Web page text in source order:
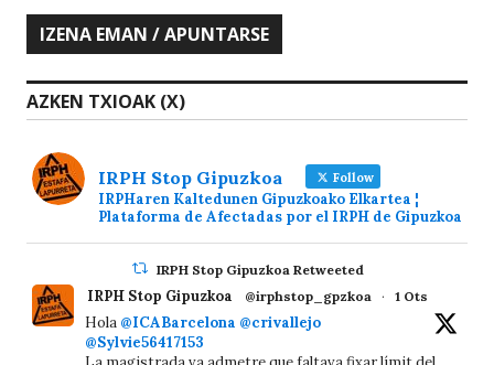
AZKEN TXIOAK (X)
IRPH Stop Gipuzkoa Follow
IRPHaren Kaltedunen Gipuzkoako Elkartea ¦
Plataforma de Afectadas por el IRPH de Gipuzkoa
IRPH Stop Gipuzkoa Retweeted
IRPH Stop Gipuzkoa @irphstop_gpzkoa · 1 Ots
Hola @ICABarcelona @crivallejo
@Sylvie56417153